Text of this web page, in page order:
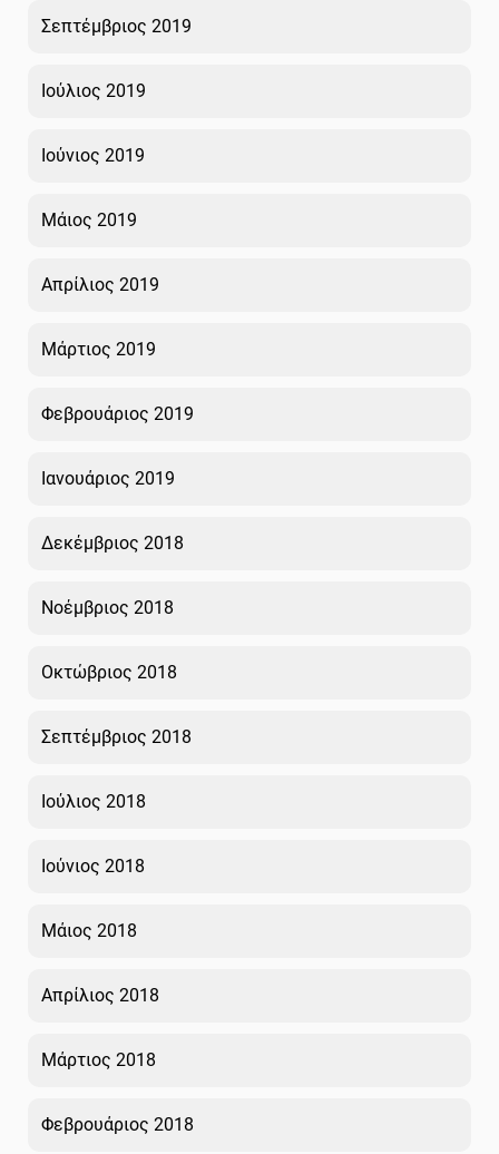
Σεπτέμβριος 2019
Ιούλιος 2019
Ιούνιος 2019
Μάιος 2019
Απρίλιος 2019
Μάρτιος 2019
Φεβρουάριος 2019
Ιανουάριος 2019
Δεκέμβριος 2018
Νοέμβριος 2018
Οκτώβριος 2018
Σεπτέμβριος 2018
Ιούλιος 2018
Ιούνιος 2018
Μάιος 2018
Απρίλιος 2018
Μάρτιος 2018
Φεβρουάριος 2018